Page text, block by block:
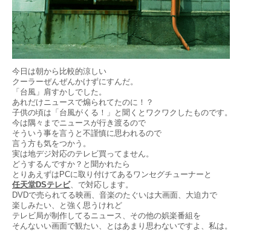
今日は朝から比較的涼しい
クーラーぜんぜんかけずにすんだ。
「台風」肩すかしでした。
あれだけニュースで煽られてたのに！？
子供の頃は「台風がくる！」と聞くとワクワクしたものです。
今は隅々までニュースが行き渡るので
そういう事を言うと不謹慎に思われるので
言う方も気をつかう。
実は地デジ対応のテレビ買ってません。
どうするんですか？と聞かれたら
とりあえずはPCに取り付けてあるワンセグチューナーと
任天堂DSテレビ、で対応します。
DVDで売られてる映画、音楽のたぐいは大画面、大迫力で
楽しみたい、と強く思うけれど
テレビ局が制作してるニュース、その他の娯楽番組を
そんないい画面で観たい、とはあまり思わないですよ、私は。